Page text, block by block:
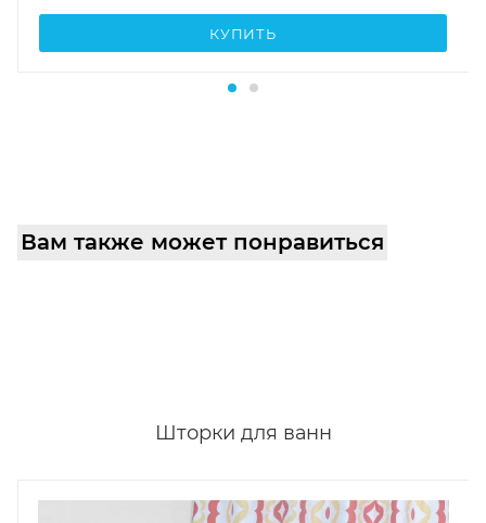
КУПИТЬ
Вам также может понравиться